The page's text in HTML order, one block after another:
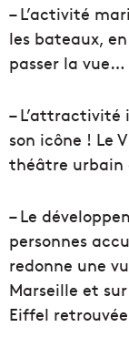
– L’activité
les bateaux,
passer la vue…
–
son icône ! Le
théâtre urbain
– Le
personnes
redonne une
Marseille et
Eiffel